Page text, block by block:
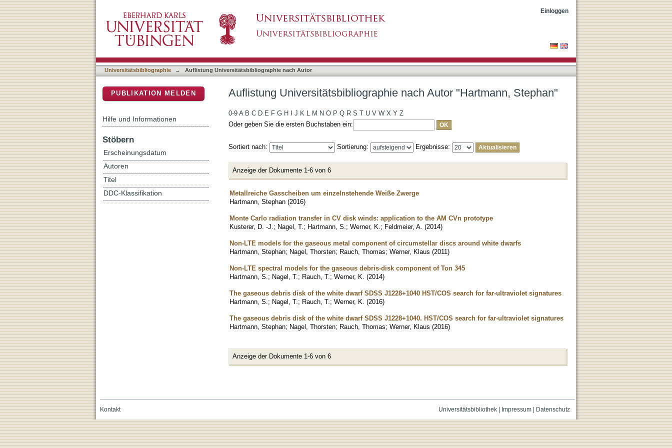
Einloggen
Universitätsbibliographie → Auflistung Universitätsbibliographie nach Autor
Auflistung Universitätsbibliographie nach Autor "Hartmann, Stephan"
0-9 A B C D E F G H J K L M N O P Q R S T U V W X Y Z
Oder geben Sie die ersten Buchstaben ein:
Sortiert nach: Sortierung: Ergebnisse:
Anzeige der Dokumente 1-6 von 6
Metallreiche Gasscheiben um einzelnstehende Weiße Zwerge
Hartmann, Stephan (2016)
Monte Carlo radiation transfer in CV disk winds: application to the AM CVn prototype
Kusterer, D. -J. ; Nagel, T. ; Hartmann, S. ; Werner, K. ; Feldmeier, A. (2014)
Non-LTE models for the gaseous metal component of circumstellar discs around white dwarfs
Hartmann, Stephan; Nagel, Thorsten; Rauch, Thomas; Werner, Klaus (2011)
Non-LTE spectral models for the gaseous debris-disk component of Ton 345
Hartmann, S. ; Nagel, T. ; Rauch, T. ; Werner, K. (2014)
The gaseous debris disk of the white dwarf SDSS J1228+1040 HST/COS search for far-ultraviolet signatures
Hartmann, S. ; Nagel, T. ; Rauch, T. ; Werner, K. (2016)
The gaseous debris disk of the white dwarf SDSS J1228+1040. HST/COS search for far-ultraviolet signatures
Hartmann, Stephan; Nagel, Thorsten; Rauch, Thomas; Werner, Klaus (2016)
Anzeige der Dokumente 1-6 von 6
PUBLIKATION MELDEN
Hilfe und Informationen
Stöbern
Erscheinungsdatum
Autoren
Titel
DDC-Klassifikation
Universitätsbibliothek| Impressum| Datenschutz
Kontakt